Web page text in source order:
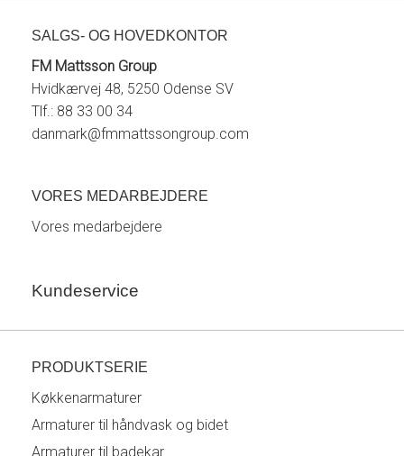
SALGS- OG HOVEDKONTOR
FM Mattsson Group
Hvidkærvej 48, 5250 Odense SV
Tlf.: 88 33 00 34
danmark@fmmattssongroup.com
VORES MEDARBEJDERE
Vores medarbejdere
Kundeservice
PRODUKTSERIE
Køkkenarmaturer
Armaturer til håndvask og bidet
Armaturer til badekar